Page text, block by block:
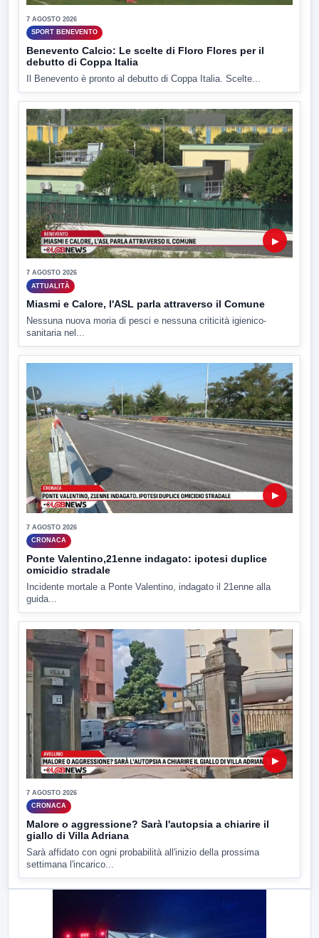
7 AGOSTO 2026
SPORT BENEVENTO
Benevento Calcio: Le scelte di Floro Flores per il
debutto di Coppa Italia
Il Benevento è pronto al debutto di Coppa Italia. Scelte...
▶
7 AGOSTO 2026
ATTUALITÀ
Miasmi e Calore, l'ASL parla attraverso il Comune
Nessuna nuova moria di pesci e nessuna criticità igienico-
sanitaria nel...
▶
7 AGOSTO 2026
CRONACA
Ponte Valentino,21enne indagato: ipotesi duplice
omicidio stradale
Incidente mortale a Ponte Valentino, indagato il 21enne alla
guida...
▶
7 AGOSTO 2026
CRONACA
Malore o aggressione? Sarà l'autopsia a chiarire il
giallo di Villa Adriana
Sarà affidato con ogni probabilità all'inizio della prossima
settimana l'incarico...